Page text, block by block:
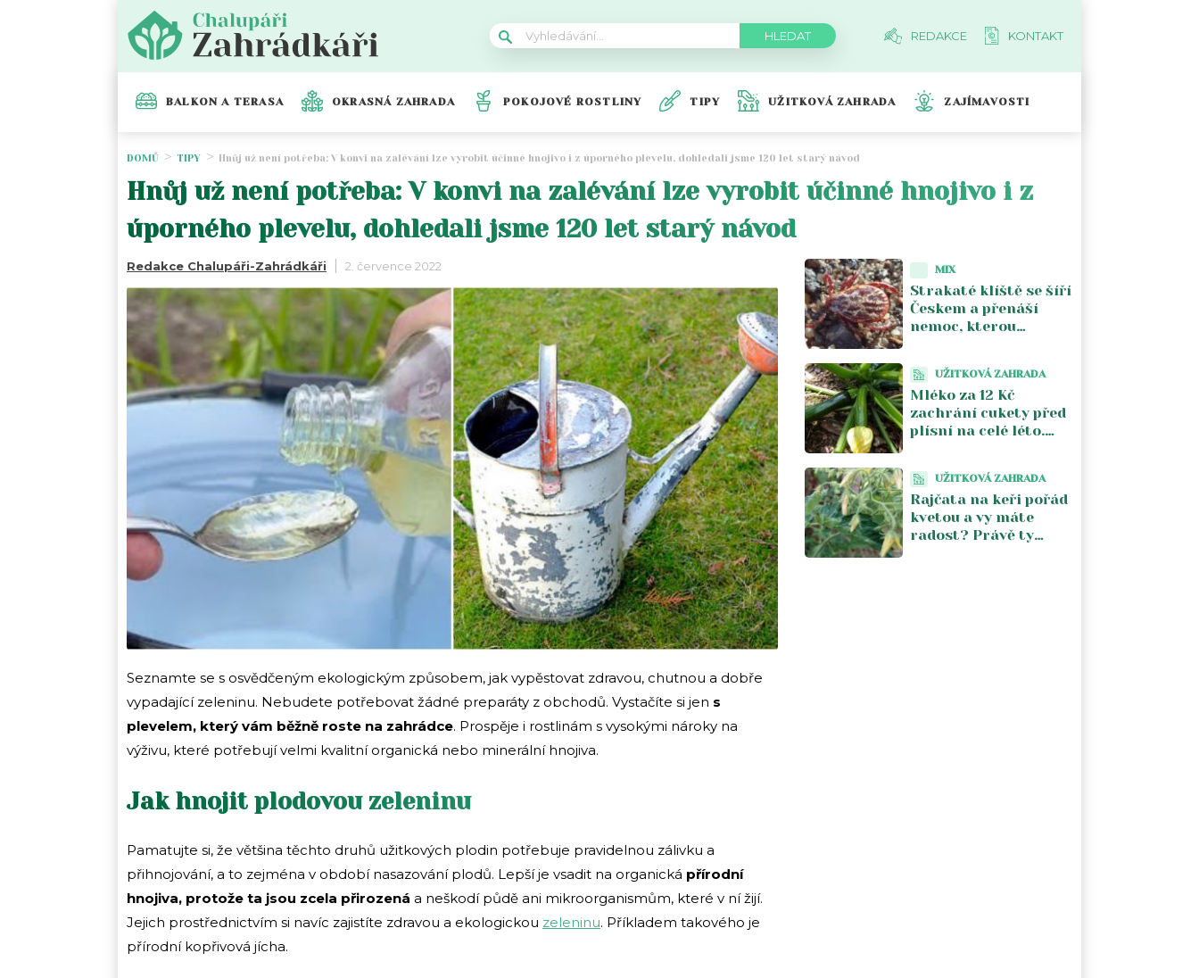
REDAKCE KONTAKT
BALKON A TERASA OKRASNÁ ZAHRADA POKOJOVÉ ROSTLINY TIPY UŽITKOVÁ ZAHRADA ZAJÍMAVOSTI
DOMŮ TIPY Hnůj už není potřeba: V konvi na zalévání lze vyrobit účinné hnojivo i z úporného plevelu, dohledali jsme 120 let starý návod
Hnůj už není potřeba: V konvi na zalévání lze vyrobit účinné hnojivo i z
úporného plevelu, dohledali jsme 120 let starý návod
Redakce Chalupáři-Zahrádkáři 2. července 2022
Seznamte se s osvědčeným ekologickým způsobem, jak vypěstovat zdravou, chutnou a dobře
vypadající zeleninu. Nebudete potřebovat žádné preparáty z obchodů. Vystačíte si jen s
plevelem, který vám běžně roste na zahrádce. Prospěje i rostlinám s vysokými nároky na
výživu, které potřebují velmi kvalitní organická nebo minerální hnojiva.
Jak hnojit plodovou zeleninu
Pamatujte si, že většina těchto druhů užitkových plodin potřebuje pravidelnou zálivku a
přihnojování, a to zejména v období nasazování plodů. Lepší je vsadit na organická přírodní
hnojiva, protože ta jsou zcela přirozená a neškodí půdě ani mikroorganismům, které v ní žijí.
Jejich prostřednictvím si navíc zajistíte zdravou a ekologickou zeleninu. Příkladem takového je
přírodní kopřivová jícha.
MIX
Strakaté klíště se šíří
Českem a přenáší
nemoc, kterou
na Moravě
UŽITKOVÁ ZAHRADA
Mléko za 12 Kč
zachrání cukety před
plísní na celé léto.
zdvojnásobí
UŽITKOVÁ ZAHRADA
Rajčata na keři pořád
kvetou a vy máte
radost? Právě ty